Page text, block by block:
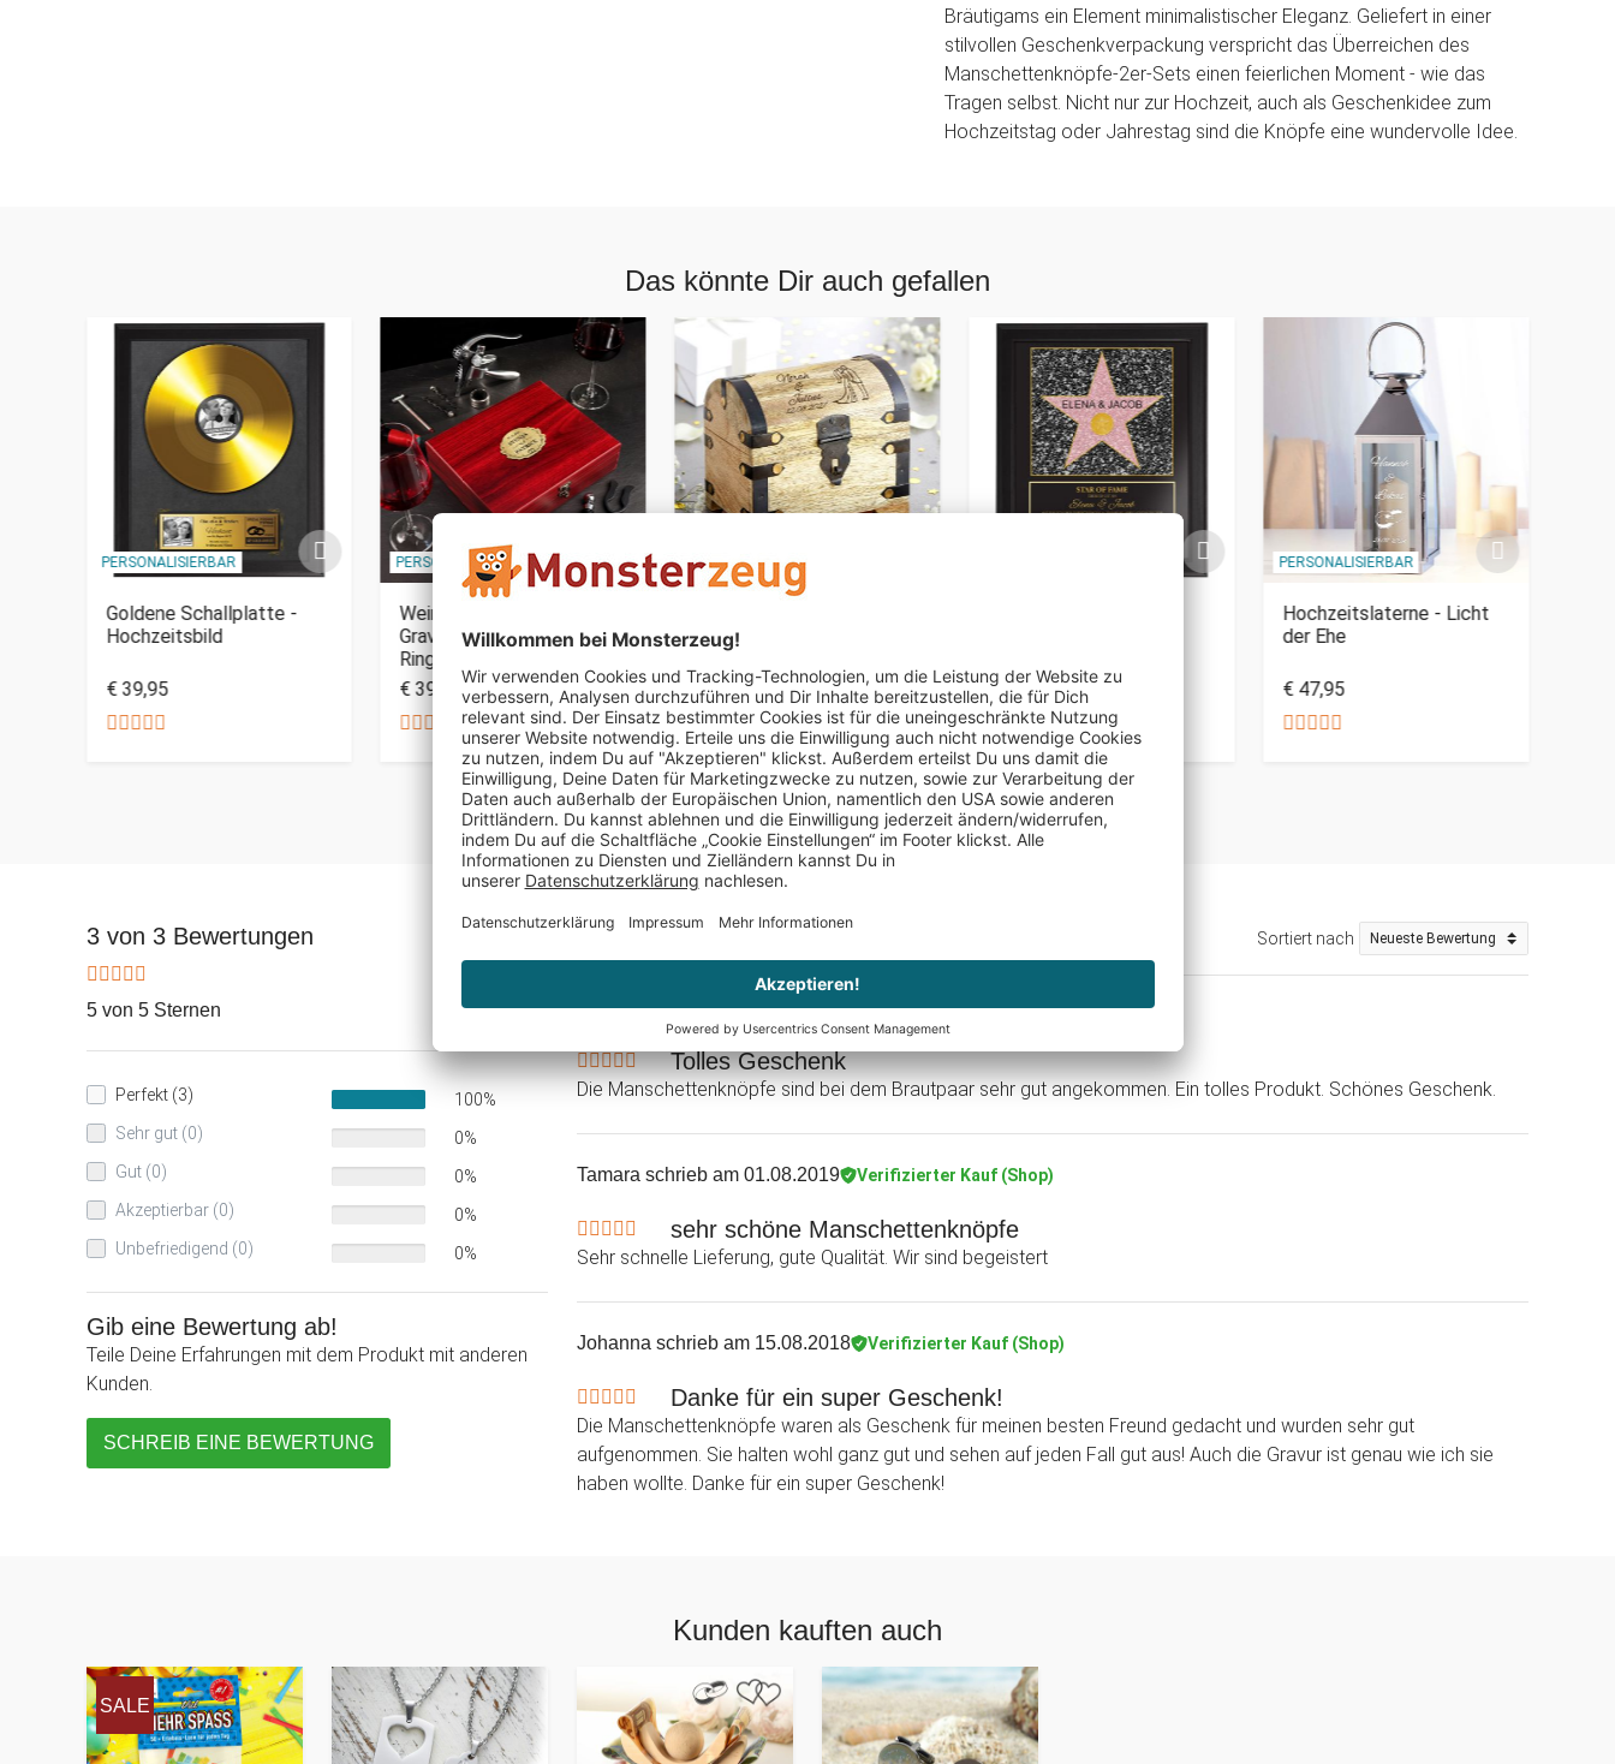
Bräutigams ein Element minimalistischer Eleganz. Geliefert in einer
stilvollen Geschenkverpackung verspricht das Überreichen des
Manschettenknöpfe-2er-Sets einen feierlichen Moment - wie das
Tragen selbst. Nicht nur zur Hochzeit, auch als Geschenkidee zum
Hochzeitstag oder Jahrestag sind die Knöpfe eine wundervolle Idee.
Das könnte Dir auch gefallen
PERSONALISIERBAR
Goldene Schallplatte -
Hochzeitsbild
€ 39,95
PERSONALISIERBAR
Wein Sommelier Set mit
Gravur zur Hochzeit -
Ringe
€ 39,95
PERSONALISIERBAR
Hochzeit - Silhouette
€ 29,95 € 39,95
PERSONALISIERBAR
Hochzeitslaterne - Licht
der Ehe
€ 47,95
3 von 3 Bewertungen
5 von 5 Sternen
Perfekt (3)
100%
Sehr gut (0)
0%
Gut (0)
0%
Akzeptierbar (0)
0%
Unbefriedigend (0)
0%
Gib eine Bewertung ab!
Teile Deine Erfahrungen mit dem Produkt mit anderen
Kunden.
SCHREIB EINE BEWERTUNG
Sortiert nach
Rosel Grebeschrieb am 01.09.2019 Verifizierter Kauf (Shop)
Tolles Geschenk
Die Manschettenknöpfe sind bei dem Brautpaar sehr gut angekommen. Ein tolles Produkt. Schönes Geschenk.
Tamara schrieb am 01.08.2019 Verifizierter Kauf (Shop)
sehr schöne Manschettenknöpfe
Sehr schnelle Lieferung, gute Qualität. Wir sind begeistert
Johanna schrieb am 15.08.2018 Verifizierter Kauf (Shop)
Danke für ein super Geschenk!
Die Manschettenknöpfe waren als Geschenk für meinen besten Freund gedacht und wurden sehr gut
aufgenommen. Sie halten wohl ganz gut und sehen auf jeden Fall gut aus! Auch die Gravur ist genau wie ich sie
haben wollte. Danke für ein super Geschenk!
Kunden kauften auch
SALE